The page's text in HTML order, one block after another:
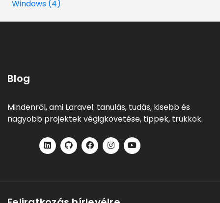
Windows (4)
Blog
Mindenről, ami Laravel: tanulás, tudás, kisebb és
nagyobb projektek végigkövetése, tippek, trükkök.